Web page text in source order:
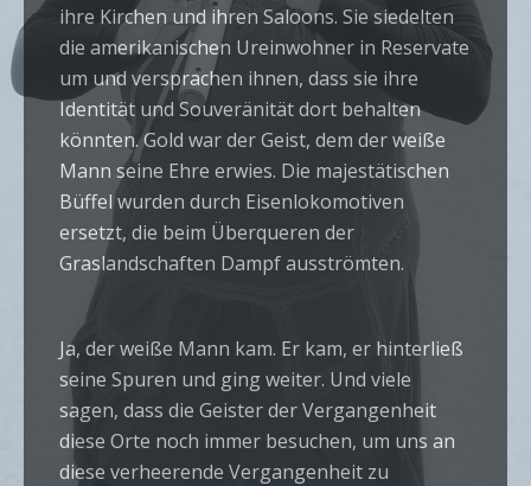
ihre Kirchen und ihren Saloons. Sie siedelten
die amerikanischen Ureinwohner in Reservate
um und versprachen ihnen, dass sie ihre
Identität und Souveränität dort behalten
könnten. Gold war der Geist, dem der weiße
Mann seine Ehre erwies. Die majestätischen
Büffel wurden durch Eisenlokomotiven
ersetzt, die beim Überqueren der
Graslandschaften Dampf ausströmten.
Ja, der weiße Mann kam. Er kam, er hinterließ
seine Spuren und ging weiter. Und viele
sagen, dass die Geister der Vergangenheit
diese Orte noch immer besuchen, um uns an
diese verheerende Vergangenheit zu